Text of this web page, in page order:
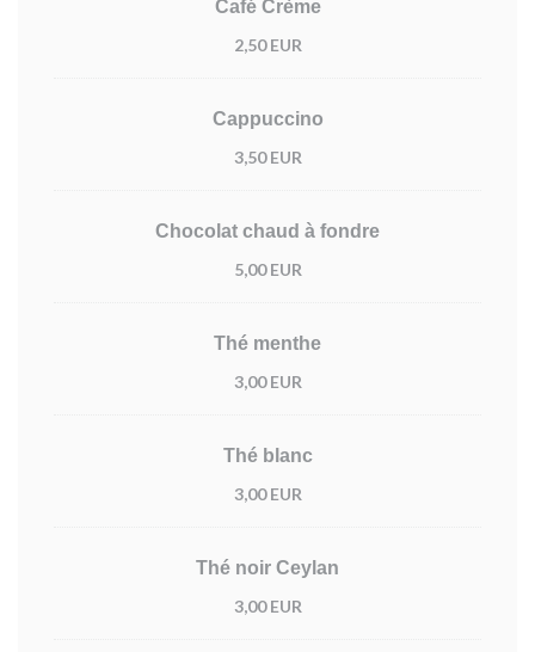
Café Crème
2,50 EUR
Cappuccino
3,50 EUR
Chocolat chaud à fondre
5,00 EUR
Thé menthe
3,00 EUR
Thé blanc
3,00 EUR
Thé noir Ceylan
3,00 EUR